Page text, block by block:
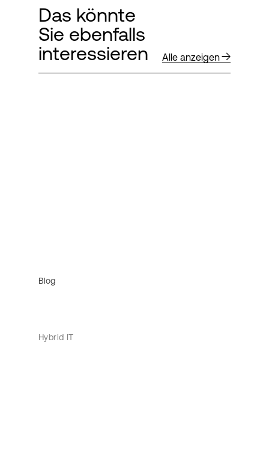
Das könnte
Sie ebenfalls
interessieren
Alle anzeigen
Blog
Hybrid IT